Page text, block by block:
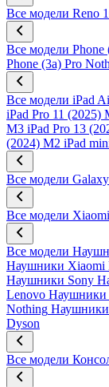
Все модели Reno
Все модели Phone
Phone (3a) Pro
Все модели iPad
iPad Pro 11 (2025)
M3 iPad Pro 13
(2024) M2 iPad
Все модели
Все модели
Все модели
Наушники Xiaomi
Наушники Sony
Lenovo Наушники
Nothing
Dyson
Все модели